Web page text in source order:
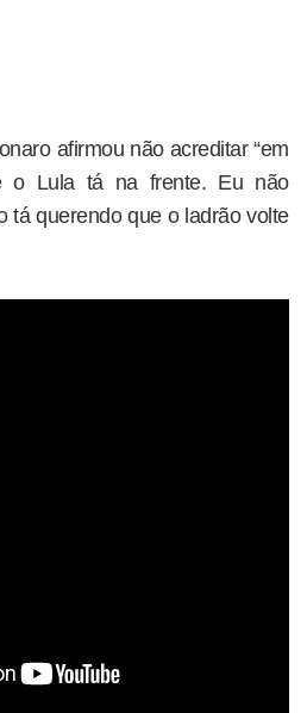
afirmou não acreditar “em
o Lula tá na frente. Eu não
tá querendo que o ladrão volte